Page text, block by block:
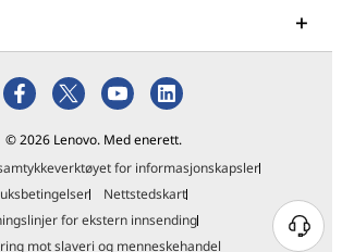
© 2026 Lenovo. Med enerett.
for informasjonskapsler
Nettstedskart
for ekstern innsending
mot slaveri og menneskehandel